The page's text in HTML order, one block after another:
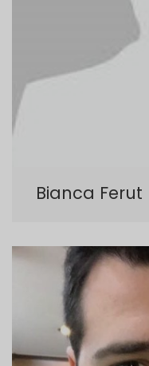
Bianca Ferut